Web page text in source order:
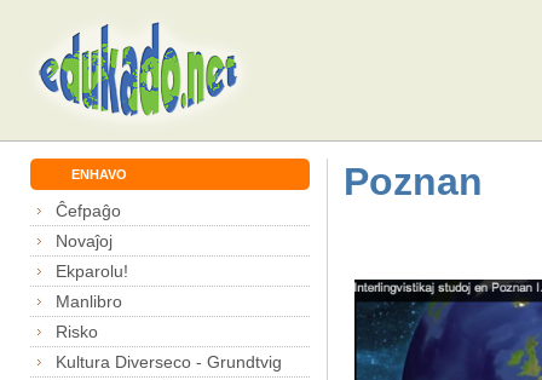
ENHAVO
Ĉefpaĝo
Novaĵoj
Ekparolu!
Manlibro
Risko
Kultura Diverseco - Grundtvig
Poznan